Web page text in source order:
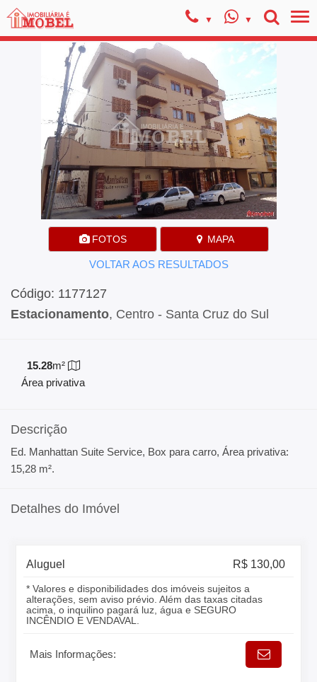
FOTOS MAPA
VOLTAR AOS RESULTADOS
Código: 1177127
Estacionamento, Centro - Santa Cruz do Sul
15.28m²
Área privativa
Descrição
Ed. Manhattan Suite Service, Box para carro, Área privativa:
15,28 m².
Detalhes do Imóvel
Aluguel R$ 130,00
* Valores e disponibilidades dos imóveis sujeitos a
alterações, sem aviso prévio. Além das taxas citadas
acima, o inquilino pagará luz, água e SEGURO
INCÊNDIO E VENDAVAL.
Mais Informações: